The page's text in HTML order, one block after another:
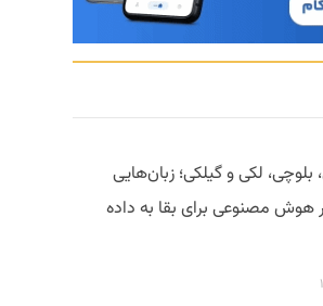
بلوچی، لکی و گیلکی؛ زبان‌هایی
هوش مصنوعی برای بقا به داده